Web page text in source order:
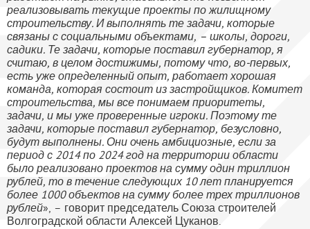
реализовывать текущие проекты по жилищному
строительству. И выполнять те задачи, которые
связаны с социальными объектами, – школы, дороги,
садики. Те задачи, которые поставил губернатор, я
считаю, в целом достижимы, потому что, во-первых,
есть уже определенный опыт, работает хорошая
команда, которая состоит из застройщиков. Комитет
строительства, мы все понимаем приоритеты,
задачи, и мы уже проверенные игроки. Поэтому те
задачи, которые поставил губернатор, безусловно,
будут выполнены. Они очень амбициозные, если за
период с 2014 по 2024 год на территории области
было реализовано проектов на сумму один триллион
рублей, то в течение следующих 10 лет планируется
более 1000 объектов на сумму более трех триллионов
рублей», – говорит председатель Союза строителей
Волгоградской области Алексей Цуканов.